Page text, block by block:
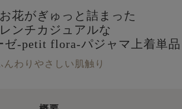
花がぎゅっと詰まった
ンチカジュアルな
ゼ-petit flora-パジャマ上着単品
んわりやさしい肌触り